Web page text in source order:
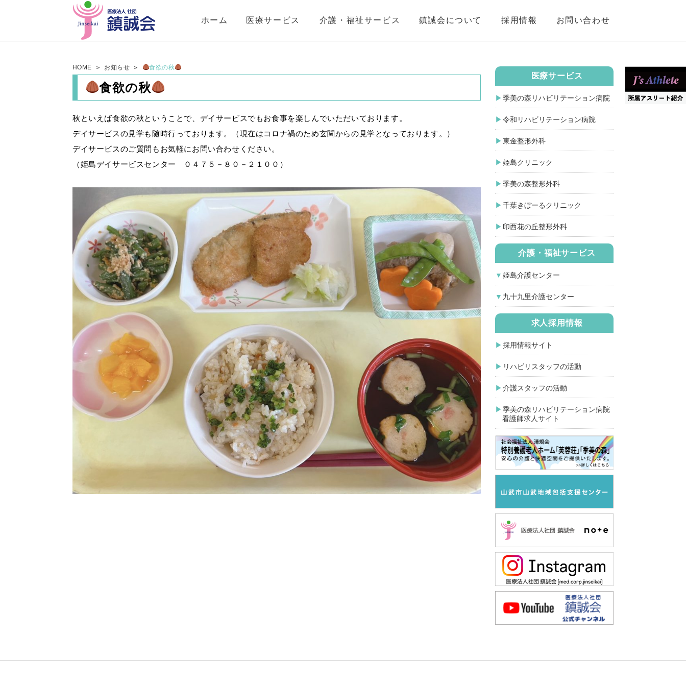
ホーム 医療サービス 介護・福祉サービス 鎮誠会について 採用情報 お問い合わせ
HOME お知らせ 食欲の秋
食欲の秋
秋といえば食欲の秋ということで、デイサービスでもお食事を楽しんでいただいております。
デイサービスの見学も随時行っております。（現在はコロナ禍のため玄関からの見学となっております。）
デイサービスのご質問もお気軽にお問い合わせください。
（姫島デイサービスセンター ０４７５－８０－２１００）
医療サービス
季美の森リハビリテーション病院
令和リハビリテーション病院
東金整形外科
姫島クリニック
季美の森整形外科
千葉きぼーるクリニック
印西花の丘整形外科
介護・福祉サービス
姫島介護センター
九十九里介護センター
求人採用情報
採用情報サイト
リハビリスタッフの活動
介護スタッフの活動
季美の森リハビリテーション病院
看護師求人サイト